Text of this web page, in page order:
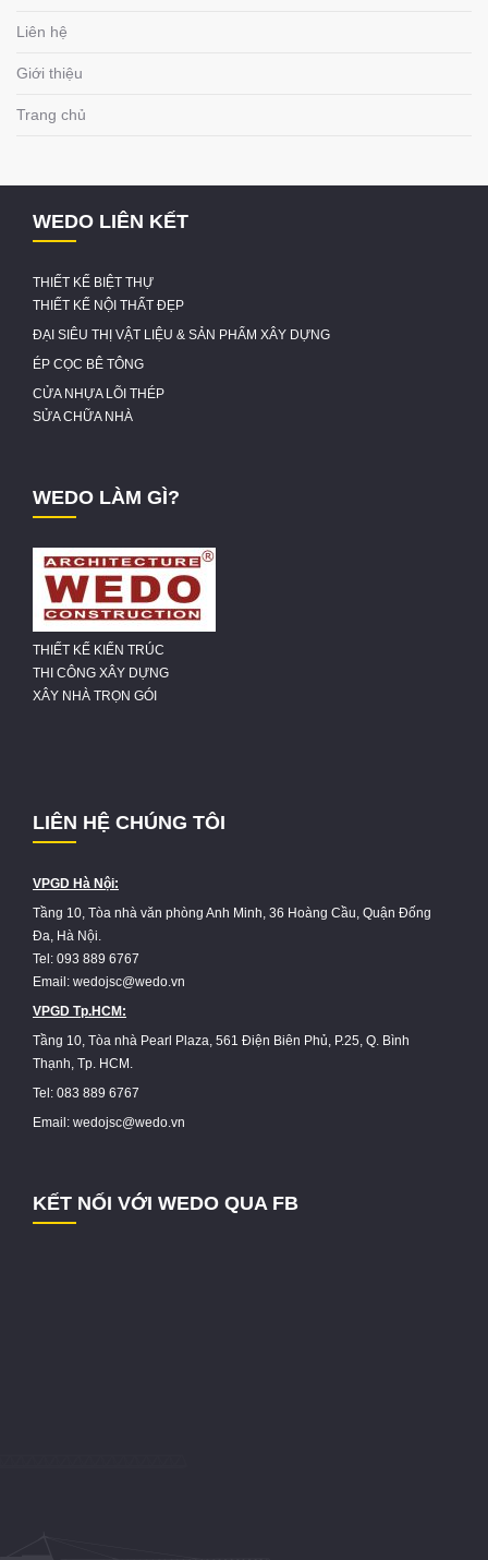
Liên hệ
Giới thiệu
Trang chủ
WEDO LIÊN KẾT
THIẾT KẾ BIỆT THỰ
THIẾT KẾ NỘI THẤT ĐẸP
ĐẠI SIÊU THỊ VẬT LIỆU & SẢN PHẨM XÂY DỰNG
ÉP CỌC BÊ TÔNG
CỬA NHỰA LÕI THÉP
SỬA CHỮA NHÀ
WEDO LÀM GÌ?
THIẾT KẾ KIẾN TRÚC
THI CÔNG XÂY DỰNG
XÂY NHÀ TRỌN GÓI
LIÊN HỆ CHÚNG TÔI
VPGD Hà Nội:
Tầng 10, Tòa nhà văn phòng Anh Minh, 36 Hoàng Cầu, Quận Đống
Đa, Hà Nội.
Tel: 093 889 6767
Email: wedojsc@wedo.vn
VPGD Tp.HCM:
Tầng 10, Tòa nhà Pearl Plaza, 561 Điện Biên Phủ, P.25, Q. Bình
Thạnh, Tp. HCM.
Tel: 083 889 6767
Email: wedojsc@wedo.vn
KẾT NỐI VỚI WEDO QUA FB